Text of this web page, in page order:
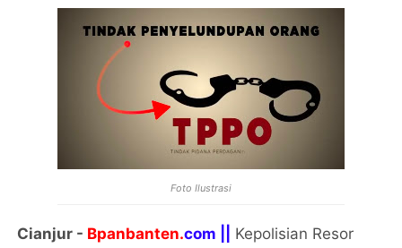
Foto Ilustrasi
Cianjur - Bpanbanten.com ||
Kepolisian Resor